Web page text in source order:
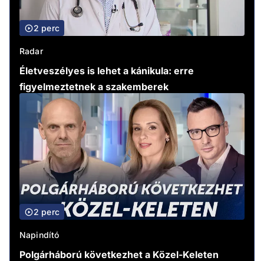
2 perc
Radar
Életveszélyes is lehet a kánikula: erre
figyelmeztetnek a szakemberek
2 perc
Napindító
Polgárháború következhet a Közel-Keleten